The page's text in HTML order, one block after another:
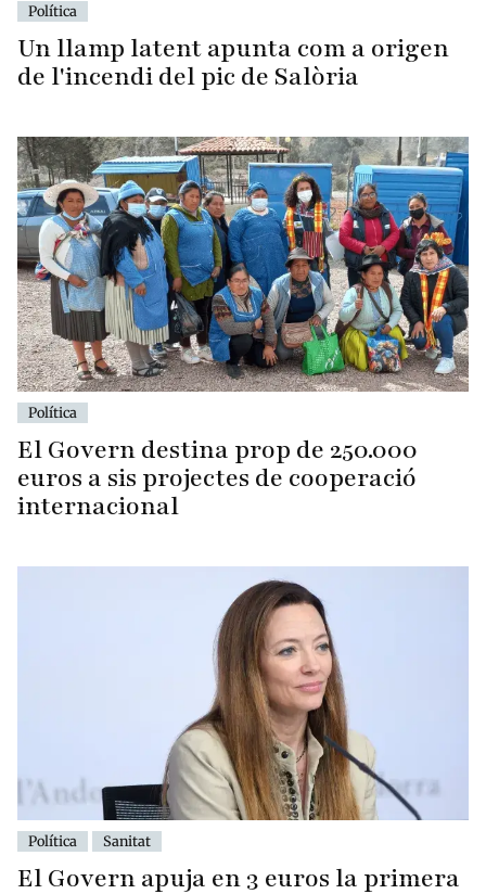
Política
Un llamp latent apunta com a origen
de l'incendi del pic de Salòria
Política
El Govern destina prop de 250.000
euros a sis projectes de cooperació
internacional
Política Sanitat
El Govern apuja en 3 euros la primera